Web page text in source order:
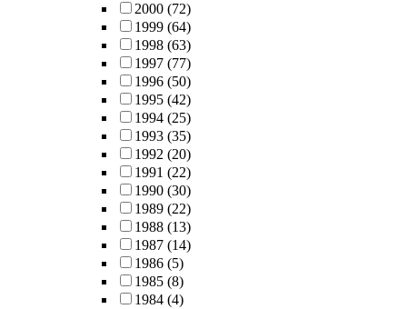
2000 (72)
1999 (64)
1998 (63)
1997 (77)
1996 (50)
1995 (42)
1994 (25)
1993 (35)
1992 (20)
1991 (22)
1990 (30)
1989 (22)
1988 (13)
1987 (14)
1986 (5)
1985 (8)
1984 (4)